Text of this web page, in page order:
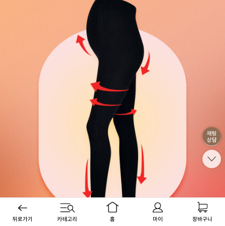
뒤로가기 카테고리 홈 마이 장바구니